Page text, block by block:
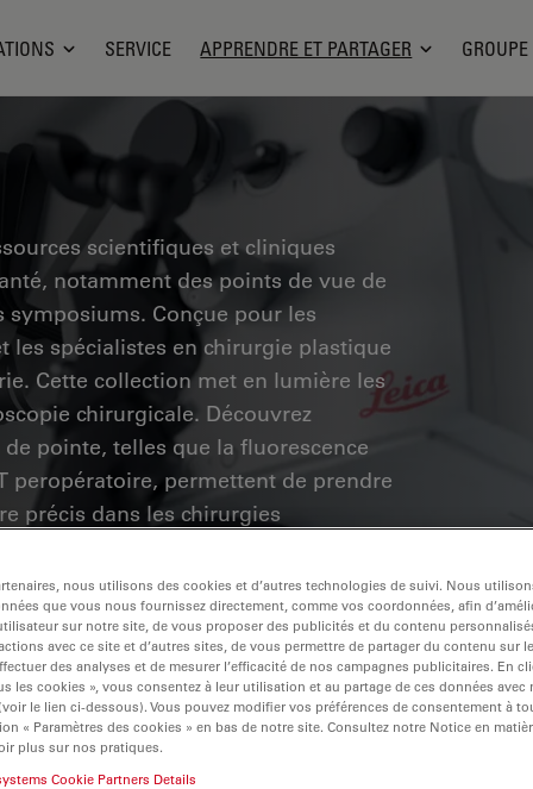
SERVICE APPRENDRE ET PARTAGER GROUPE
scientifiques et cliniques
notamment des points de vue de
symposiums. Conçue pour les
spécialistes en chirurgie plastique
Cette collection met en lumière les
chirurgicale. Découvrez
pointe, telles que la fluorescence
peropératoire, permettent de prendre
précis dans les chirurgies
to OCT
nous utilisons des cookies et d’autres technologies de suivi. Nous
que vous nous fournissez directement, comme vos coordonnées, afin
sur notre site, de vous proposer des publicités et du contenu
avec ce site et d’autres sites, de vous permettre de partager du contenu sur
des analyses et de mesurer l’efficacité de nos campagnes publicitaires. En
les cookies », vous consentez à leur utilisation et au partage de ces données avec
le lien ci-dessous). Vous pouvez modifier vos préférences de consentement à
« Paramètres des cookies » en bas de notre site. Consultez notre Notice en
plus sur nos pratiques.
Cookie Partners Details